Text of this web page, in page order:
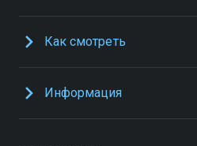
Как смотреть
Информация